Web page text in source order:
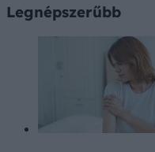
Legnépszerűbb